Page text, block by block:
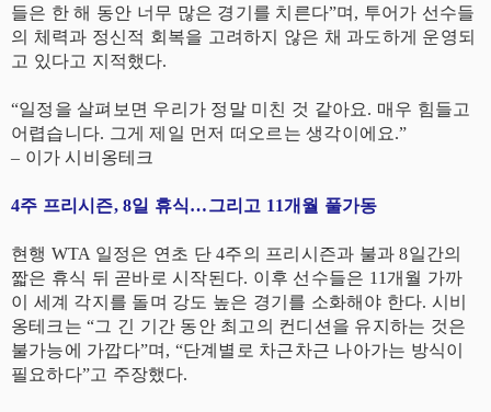
들은 한 해 동안 너무 많은 경기를 치른다”며, 투어가 선수들
의 체력과 정신적 회복을 고려하지 않은 채 과도하게 운영되
고 있다고 지적했다.
“일정을 살펴보면 우리가 정말 미친 것 같아요. 매우 힘들고
어렵습니다. 그게 제일 먼저 떠오르는 생각이에요.”
– 이가 시비옹테크
4주 프리시즌, 8일 휴식…그리고 11개월 풀가동
현행 WTA 일정은 연초 단 4주의 프리시즌과 불과 8일간의
짧은 휴식 뒤 곧바로 시작된다. 이후 선수들은 11개월 가까
이 세계 각지를 돌며 강도 높은 경기를 소화해야 한다. 시비
옹테크는 “그 긴 기간 동안 최고의 컨디션을 유지하는 것은
불가능에 가깝다”며, “단계별로 차근차근 나아가는 방식이
필요하다”고 주장했다.